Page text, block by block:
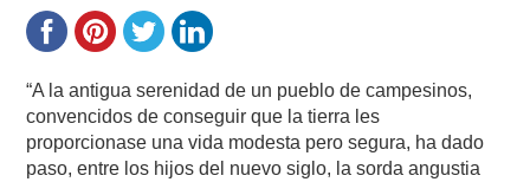
“A la antigua serenidad de un pueblo de campesinos,
convencidos de conseguir que la tierra les
proporcionase una vida modesta pero segura, ha dado
paso, entre los hijos del nuevo siglo, la sorda angustia